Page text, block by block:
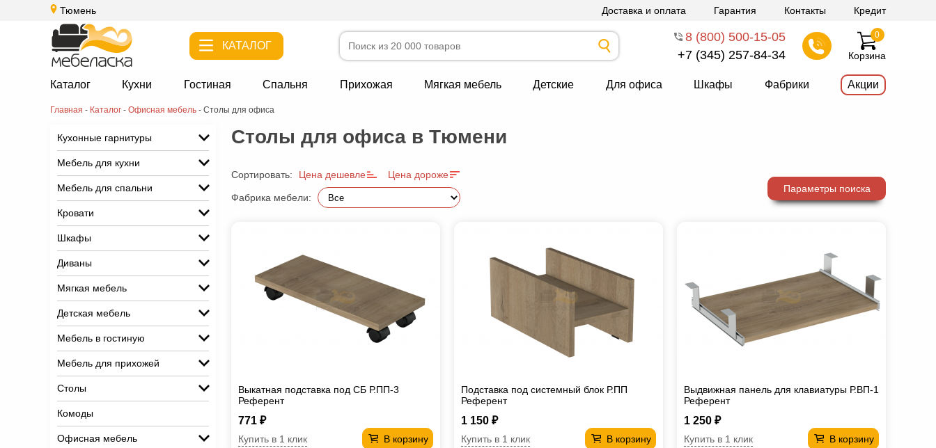
Тюмень Доставка и оплата Гарантия Контакты Кредит
КАТАЛОГ
8 (800) 500-15-05
+7 (345) 257-84-34
Корзина
0
Каталог Кухни Гостиная Спальня Прихожая Мягкая мебель Детские Для офиса Шкафы Фабрики Акции
Главная - Каталог - Офисная мебель - Столы для офиса
Кухонные гарнитуры
Мебель для кухни
Мебель для спальни
Кровати
Шкафы
Диваны
Мягкая мебель
Детская мебель
Мебель в гостиную
Мебель для прихожей
Столы
Комоды
Офисная мебель
Столы для офиса в Тюмени
Сортировать: Цена дешевле Цена дороже
Фабрика мебели:
Параметры поиска
Выкатная подставка под СБ Р.ПП-3
Референт
771 ₽
В корзину
Купить в 1 клик
Подставка под системный блок Р.ПП
Референт
1 150 ₽
В корзину
Купить в 1 клик
Выдвижная панель для клавиатуры Р.ВП-1
Референт
1 250 ₽
В корзину
Купить в 1 клик